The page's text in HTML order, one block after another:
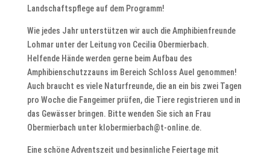
Landschaftspflege auf dem Programm!
Wie jedes Jahr unterstützen wir auch die Amphibienfreunde
Lohmar unter der Leitung von Cecilia Obermierbach.
Helfende Hände werden gerne beim Aufbau des
Amphibienschutzzauns im Bereich Schloss Auel genommen!
Auch braucht es viele Naturfreunde, die an ein bis zwei Tagen
pro Woche die Fangeimer prüfen, die Tiere registrieren und in
das Gewässer bringen. Bitte wenden Sie sich an Frau
Obermierbach unter klobermierbach@t-online.de.
Eine schöne Adventszeit und besinnliche Feiertage mit